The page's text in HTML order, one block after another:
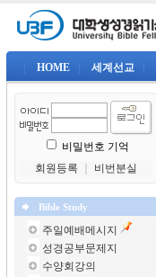
HOME 세계선교
비밀번호 기억
회원등록
비번분실
Bible Study
주일예배메시지
성경공부문제지
수양회강의